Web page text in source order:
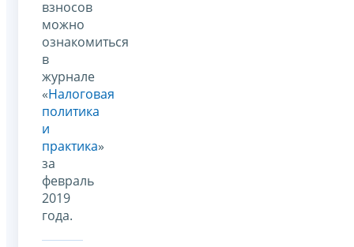
взносов
можно
ознакомиться
в
журнале
«Налоговая
политика
и
практика»
за
февраль
2019
года.